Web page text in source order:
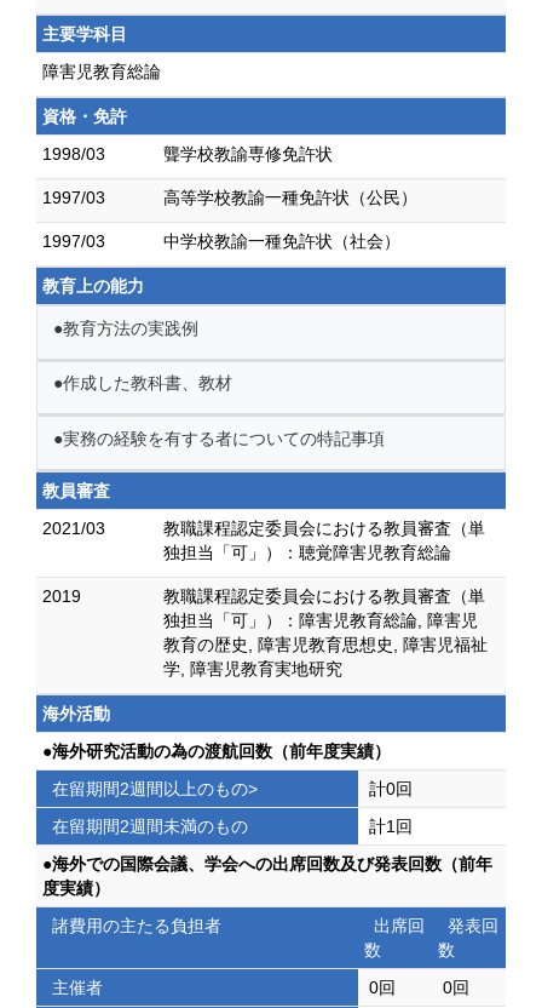
主要学科目
障害児教育総論
資格・免許
1998/03
聾学校教諭専修免許状
1997/03 高等学校教諭一種免許状（公民）
1997/03 中学校教諭一種免許状（社会）
教育上の能力
●教育方法の実践例
●作成した教科書、教材
●実務の経験を有する者についての特記事項
教員審査
2021/03
教職課程認定委員会における教員審査（単
独担当「可」）：聴覚障害児教育総論
2019
教職課程認定委員会における教員審査（単
独担当「可」）：障害児教育総論, 障害児
教育の歴史, 障害児教育思想史, 障害児福祉
学, 障害児教育実地研究
海外活動
●海外研究活動の為の渡航回数（前年度実績）
在留期間2週間以上のもの>
計0回
在留期間2週間未満のもの
計1回
●海外での国際会議、学会への出席回数及び発表回数（前年
度実績）
諸費用の主たる負担者
出席回
数
発表回
数
主催者
0回
0回